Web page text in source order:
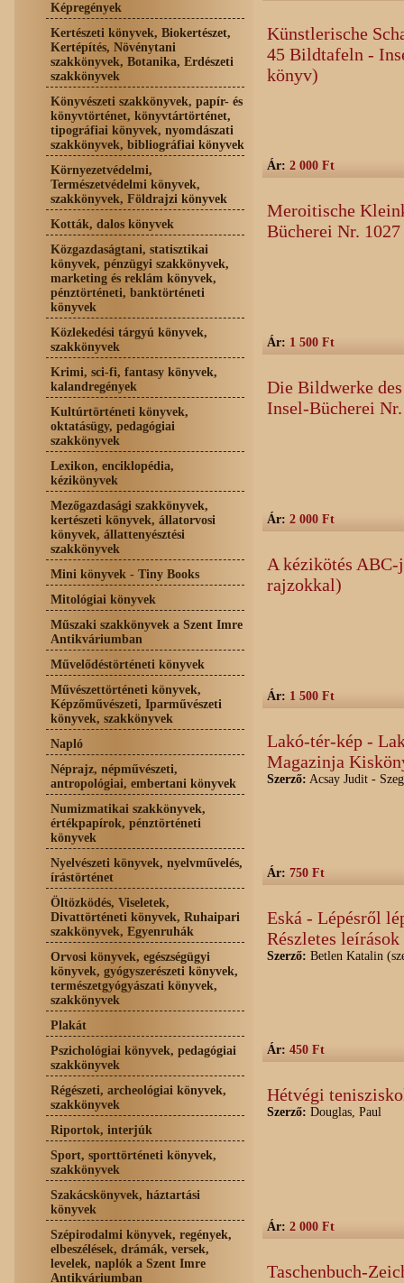
Képregények
Kertészeti könyvek, Biokertészet,
Kertépítés, Növénytani
szakkönyvek, Botanika, Erdészeti
szakkönyvek
Könyvészeti szakkönyvek, papír- és
könyvtörténet, könyvtártörténet,
tipográfiai könyvek, nyomdászati
szakkönyvek, bibliográfiai könyvek
Környezetvédelmi,
Természetvédelmi könyvek,
szakkönyvek, Földrajzi könyvek
Kották, dalos könyvek
Közgazdaságtani, statisztikai
könyvek, pénzügyi szakkönyvek,
marketing és reklám könyvek,
pénztörténeti, banktörténeti
könyvek
Közlekedési tárgyú könyvek,
szakkönyvek
Krimi, sci-fi, fantasy könyvek,
kalandregények
Kultúrtörténeti könyvek,
oktatásügy, pedagógiai
szakkönyvek
Lexikon, enciklopédia,
kézikönyvek
Mezőgazdasági szakkönyvek,
kertészeti könyvek, állatorvosi
könyvek, állattenyésztési
szakkönyvek
Mini könyvek - Tiny Books
Mitológiai könyvek
Műszaki szakkönyvek a Szent Imre
Antikváriumban
Művelődéstörténeti könyvek
Művészettörténeti könyvek,
Képzőművészeti, Iparművészeti
könyvek, szakkönyvek
Napló
Néprajz, népművészeti,
antropológiai, embertani könyvek
Numizmatikai szakkönyvek,
értékpapírok, pénztörténeti
könyvek
Nyelvészeti könyvek, nyelvművelés,
írástörténet
Öltözködés, Viseletek,
Divattörténeti könyvek, Ruhaipari
szakkönyvek, Egyenruhák
Orvosi könyvek, egészségügyi
könyvek, gyógyszerészeti könyvek,
természetgyógyászati könyvek,
szakkönyvek
Plakát
Pszichológiai könyvek, pedagógiai
szakkönyvek
Régészeti, archeológiai könyvek,
szakkönyvek
Riportok, interjúk
Sport, sporttörténeti könyvek,
szakkönyvek
Szakácskönyvek, háztartási
könyvek
Szépirodalmi könyvek, regények,
elbeszélések, drámák, versek,
levelek, naplók a Szent Imre
Antikváriumban
Künstlerische
45 Bildtafeln -
könyv)
Ár: 2 000 Ft
Meroitische
Bücherei Nr.
Ár: 1 500 Ft
Die Bildwerke
Insel-Bücherei
Ár: 2 000 Ft
A kézikötés
rajzokkal)
Ár: 1 500 Ft
Lakó-tér-kép -
Magazinja
Szerző: Acsay Judit -
Ár: 750 Ft
Eská - Lépésről
Részletes
Szerző: Betlen Katalin
Ár: 450 Ft
Hétvégi
Szerző: Douglas, Paul
Ár: 2 000 Ft
Taschenbuch-